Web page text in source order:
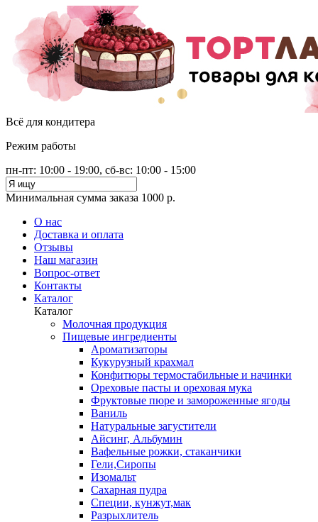
Всё для кондитера
Режим работы
пн-пт: 10:00 - 19:00, сб-вс: 10:00 - 15:00
Минимальная сумма заказа 1000 р.
О нас
Доставка и оплата
Отзывы
Наш магазин
Вопрос-ответ
Контакты
Каталог
Каталог
Молочная продукция
Пищевые ингредиенты
Ароматизаторы
Кукурузный крахмал
Конфитюры термостабильные и начинки
Ореховые пасты и ореховая мука
Фруктовые пюре и замороженные ягоды
Ваниль
Натуральные загустители
Айсинг, Альбумин
Вафельные рожки, стаканчики
Гели,Сиропы
Изомальт
Сахарная пудра
Специи, кунжут,мак
Разрыхлитель